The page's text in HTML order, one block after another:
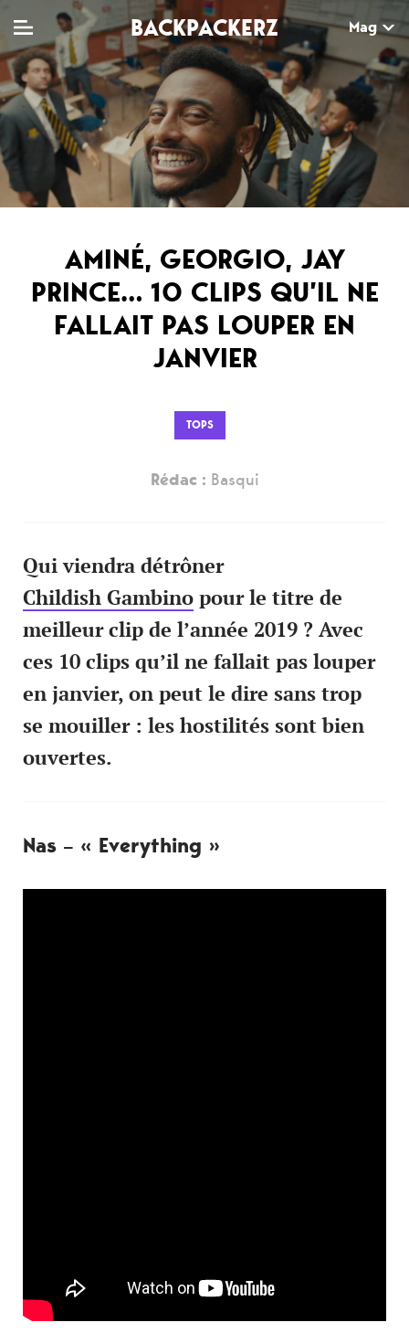
BACKPACKERZ Mag
TV
Clips
Live
Documentaires
Web-séries
MAG
Dossiers
Tops
Interviews
Chroniques
Sorties
Newsletter
AGENDA
Paris
Festivals
AMINÉ, GEORGIO, JAY
PRINCE… 10 CLIPS QU’IL NE
FALLAIT PAS LOUPER EN
JANVIER
TOPS
Rédac : Basqui
Qui viendra détrôner
Childish Gambino pour le titre de
meilleur clip de l’année 2019 ? Avec
ces 10 clips qu’il ne fallait pas louper
en janvier, on peut le dire sans trop
se mouiller : les hostilités sont bien
ouvertes.
Nas – « Everything »